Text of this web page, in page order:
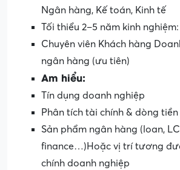
Ngân hàng, Kế toán, Kinh tế
Tối thiểu 2–5 năm kinh nghiệm:
Chuyên viên Khách hàng
ngân hàng (ưu tiên)
Am hiểu:
Tín dụng doanh nghiệp
Phân tích tài chính & dòng tiền
Sản phẩm ngân hàng (loan,
finance…)Hoặc vị trí tương
chính doanh nghiệp